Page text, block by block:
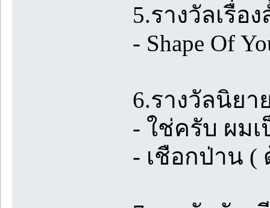
5.รางวัลเรื่อ
- Shape Of
6.รางวัลนิยา
- ใช่ครับ ผม
- เชือกป่าน (